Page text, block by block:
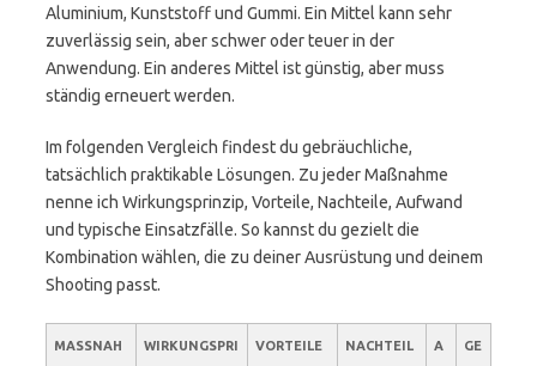
Aluminium, Kunststoff und Gummi. Ein Mittel kann sehr
zuverlässig sein, aber schwer oder teuer in der
Anwendung. Ein anderes Mittel ist günstig, aber muss
ständig erneuert werden.
Im folgenden Vergleich findest du gebräuchliche,
tatsächlich praktikable Lösungen. Zu jeder Maßnahme
nenne ich Wirkungsprinzip, Vorteile, Nachteile, Aufwand
und typische Einsatzfälle. So kannst du gezielt die
Kombination wählen, die zu deiner Ausrüstung und deinem
Shooting passt.
MASSNAHM
WIRKUNGSPRI
VORTEILE
NACHTEIL
A
GE